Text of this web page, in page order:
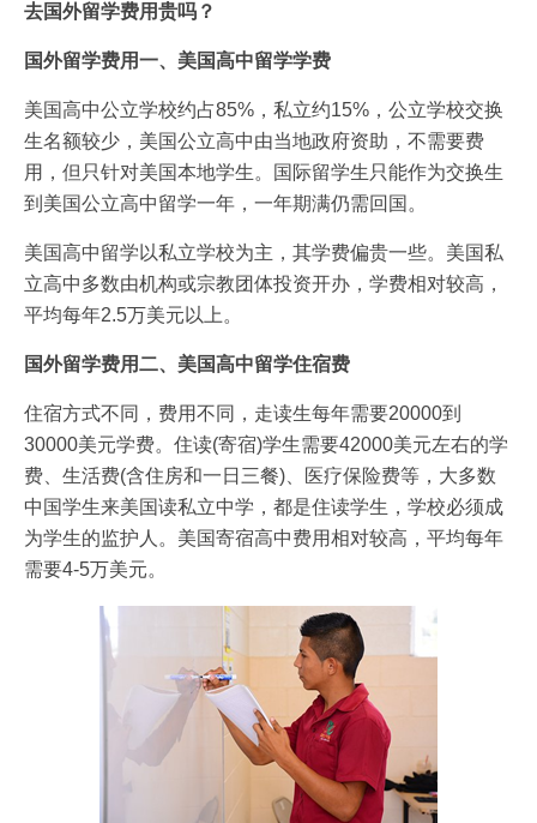
去国外留学费用贵吗？
国外留学费用一、美国高中留学学费
美国高中公立学校约占85%，私立约15%，公立学校交换
生名额较少，美国公立高中由当地政府资助，不需要费
用，但只针对美国本地学生。国际留学生只能作为交换生
到美国公立高中留学一年，一年期满仍需回国。
美国高中留学以私立学校为主，其学费偏贵一些。美国私
立高中多数由机构或宗教团体投资开办，学费相对较高，
平均每年2.5万美元以上。
国外留学费用二、美国高中留学住宿费
住宿方式不同，费用不同，走读生每年需要20000到
30000美元学费。住读(寄宿)学生需要42000美元左右的学
费、生活费(含住房和一日三餐)、医疗保险费等，大多数
中国学生来美国读私立中学，都是住读学生，学校必须成
为学生的监护人。美国寄宿高中费用相对较高，平均每年
需要4-5万美元。